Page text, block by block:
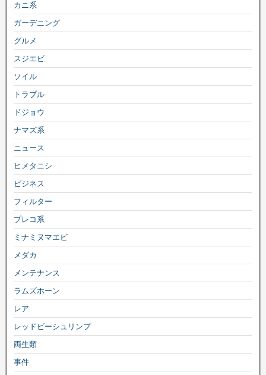
カニ系
ガーデニング
グルメ
スジエビ
ソイル
トラブル
ドジョウ
ナマズ系
ニュース
ヒメタニシ
ビジネス
フィルター
プレコ系
ミナミヌマエビ
メダカ
メンテナンス
ラムズホーン
レア
レッドビーシュリンプ
両生類
事件